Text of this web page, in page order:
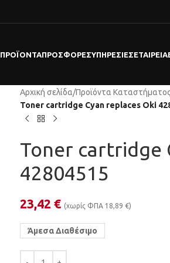
ΠΡΟΪΌΝΤΑΠΡΟΣΦΟΡΕΣΥΠΗΡΕΣΊΕΣΕΤΑΙΡΕΊΑ
Αρχική σελίδα/Προϊόντα Καταστήματος
Toner cartridge Cyan replaces Oki
Toner cartridge
42804515
23,42 € (χωρίς ΦΠΑ 18,89 €)
Άμεσα Διαθέσιμο